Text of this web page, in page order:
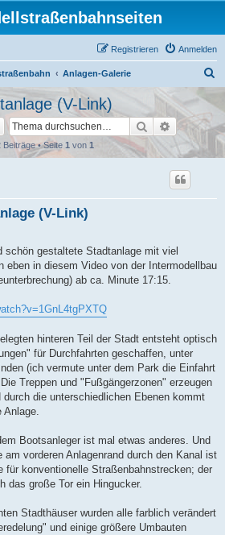
Anmelden
Registrieren
Anlagen-Galerie
c
h
(V-Link)
Suche
Beiträge • Seite 1 von 1
(V-Link)
schön gestaltete Stadtanlage mit viel
eben in diesem Video von der Intermodellbau
ab ca. Minute 17:15.
hinteren Teil der Stadt entsteht optisch
für Durchfahrten geschaffen, unter
(ich vermute unter dem Park die Einfahrt
Treppen und "Fußgängerzonen" erzeugen
die unterschiedlichen Ebenen kommt
Anlage.
Bootsanleger ist mal etwas anderes. Und
vorderen Anlagenrand durch den Kanal ist
für konventionelle Straßenbahnstrecken; der
das große Tor ein Hingucker.
Stadthäuser wurden alle farblich verändert
und einige größere Umbauten